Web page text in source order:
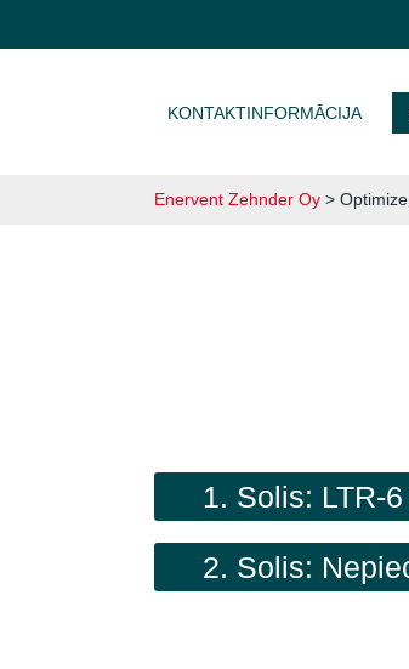
KONTAKTINFORMĀCIJA
Enervent Zehnder Oy >
1. Solis: LTR-
2. Solis: